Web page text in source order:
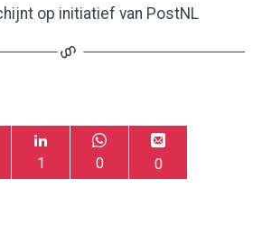
op initiatief van PostNL
1 0 0